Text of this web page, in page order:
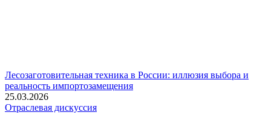
Лесозаготовительная техника в России: иллюзия выбора и
реальность импортозамещения
25.03.2026
Отраслевая дискуссия